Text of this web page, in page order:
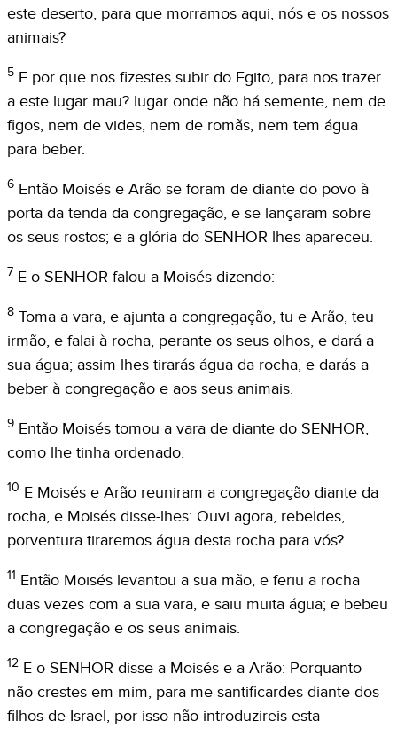
este deserto, para que morramos aqui, nós e os nossos
animais?
5 E por que nos fizestes subir do Egito, para nos trazer
a este lugar mau? lugar onde não há semente, nem de
figos, nem de vides, nem de romãs, nem tem água
para beber.
6 Então Moisés e Arão se foram de diante do povo à
porta da tenda da congregação, e se lançaram sobre
os seus rostos; e a glória do SENHOR lhes apareceu.
7 E o SENHOR falou a Moisés dizendo:
8 Toma a vara, e ajunta a congregação, tu e Arão, teu
irmão, e falai à rocha, perante os seus olhos, e dará a
sua água; assim lhes tirarás água da rocha, e darás a
beber à congregação e aos seus animais.
9 Então Moisés tomou a vara de diante do SENHOR,
como lhe tinha ordenado.
10 E Moisés e Arão reuniram a congregação diante da
rocha, e Moisés disse-lhes: Ouvi agora, rebeldes,
porventura tiraremos água desta rocha para vós?
11 Então Moisés levantou a sua mão, e feriu a rocha
duas vezes com a sua vara, e saiu muita água; e bebeu
a congregação e os seus animais.
12 E o SENHOR disse a Moisés e a Arão: Porquanto
não crestes em mim, para me santificardes diante dos
filhos de Israel, por isso não introduzireis esta